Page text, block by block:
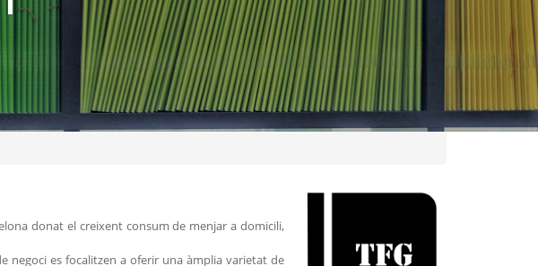
donat el creixent consum de menjar a domicili,
negoci es focalitzen a oferir una àmplia varietat de